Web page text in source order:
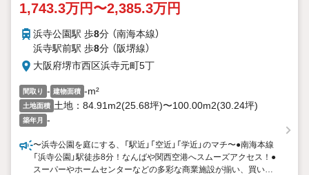
1,743.3万円〜2,385.3万円
浜寺公園駅 歩8分 （南海本線）
浜寺駅前駅 歩8分 （阪堺線）
大阪府堺市西区浜寺元町5丁
間取り - 建物面積 -m²
土地面積 土地：84.91m2(25.68坪)〜100.00m2(30.24坪)
築年月 -
〜浜寺公園を庭にする、「駅近」「空近」「学近」のマチ〜●南海本線
「浜寺公園」駅徒歩8分！なんばや関西空港へスムーズアクセス！●
スーパーやホームセンターなどの多彩な商業施設が揃い、買い物